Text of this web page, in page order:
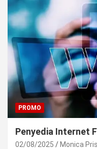
PROMO
Penyedia Internet
02/08/2025 Monica